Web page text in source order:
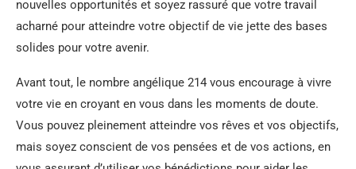
nouvelles opportunités et soyez rassuré que votre travail
acharné pour atteindre votre objectif de vie jette des bases
solides pour votre avenir.
Avant tout, le nombre angélique 214 vous encourage à vivre
votre vie en croyant en vous dans les moments de doute.
Vous pouvez pleinement atteindre vos rêves et vos objectifs,
mais soyez conscient de vos pensées et de vos actions, en